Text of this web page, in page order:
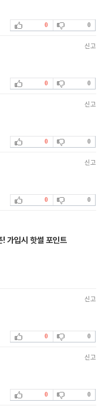
0 0
신고
0 0
신고
0 0
신고
0 0
가입시 핫썰 포인트
신고
0 0
신고
0 0